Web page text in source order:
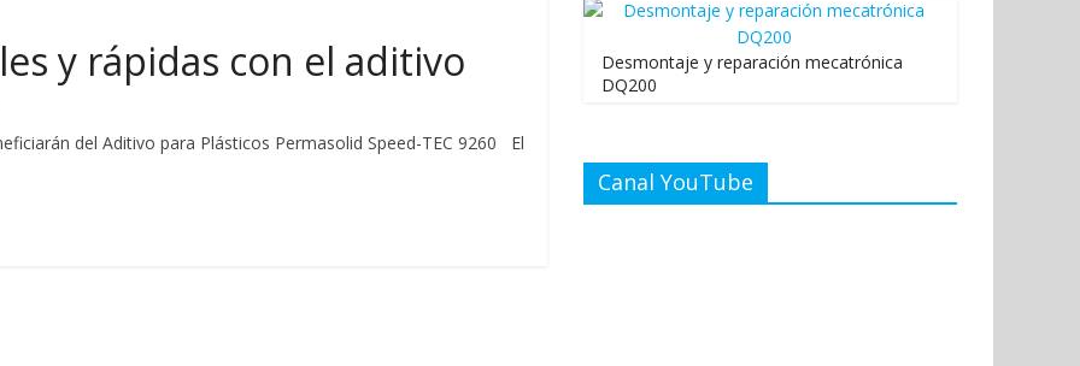
y rápidas con el aditivo
del Aditivo para Plásticos Permasolid Speed-TEC 9260 El
Desmontaje y reparación mecatrónica
DQ200
Canal YouTube